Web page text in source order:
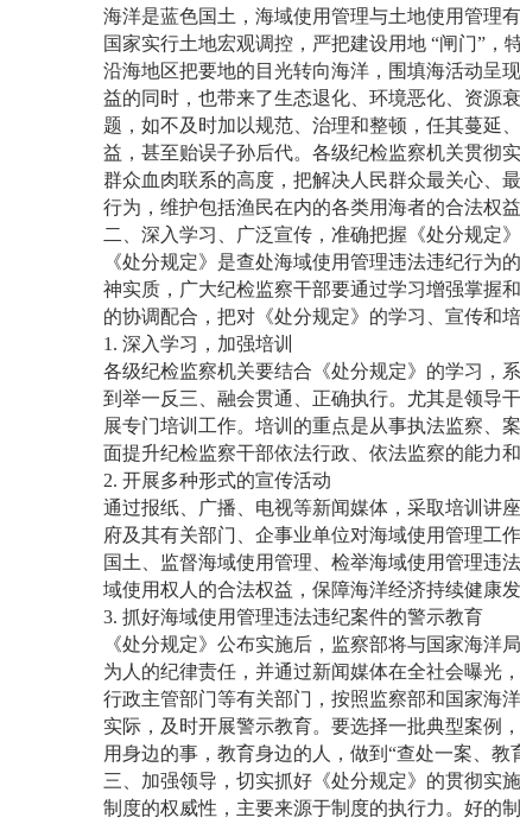
海洋是蓝色国土，海域使用管理与土地使用管理
国家实行土地宏观调控，严把建设用地 “闸门”，
沿海地区把要地的目光转向海洋，围填海活动呈
益的同时，也带来了生态退化、环境恶化、资源
题，如不及时加以规范、治理和整顿，任其蔓延
益，甚至贻误子孙后代。各级纪检监察机关贯彻
群众血肉联系的高度，把解决人民群众最关心、
行为，维护包括渔民在内的各类用海者的合法权
二、深入学习、广泛宣传，准确把握《处分规定
《处分规定》是查处海域使用管理违法违纪行
神实质，广大纪检监察干部要通过学习增强掌握
的协调配合，把对《处分规定》的学习、宣传和
1. 深入学习，加强培训
各级纪检监察机关要结合《处分规定》的学习，
到举一反三、融会贯通、正确执行。尤其是领导
展专门培训工作。培训的重点是从事执法监察、
面提升纪检监察干部依法行政、依法监察的能力和
2. 开展多种形式的宣传活动
通过报纸、广播、电视等新闻媒体，采取培训讲
府及其有关部门、企事业单位对海域使用管理工
国土、监督海域使用管理、检举海域使用管理违
域使用权人的合法权益，保障海洋经济持续健康
3. 抓好海域使用管理违法违纪案件的警示教育
《处分规定》公布实施后，监察部将与国家海
为人的纪律责任，并通过新闻媒体在全社会曝光
行政主管部门等有关部门，按照监察部和国家海
实际，及时开展警示教育。要选择一批典型案例
用身边的事，教育身边的人，做到“查处一案、教
三、加强领导，切实抓好《处分规定》的贯彻实施
制度的权威性，主要来源于制度的执行力。好的